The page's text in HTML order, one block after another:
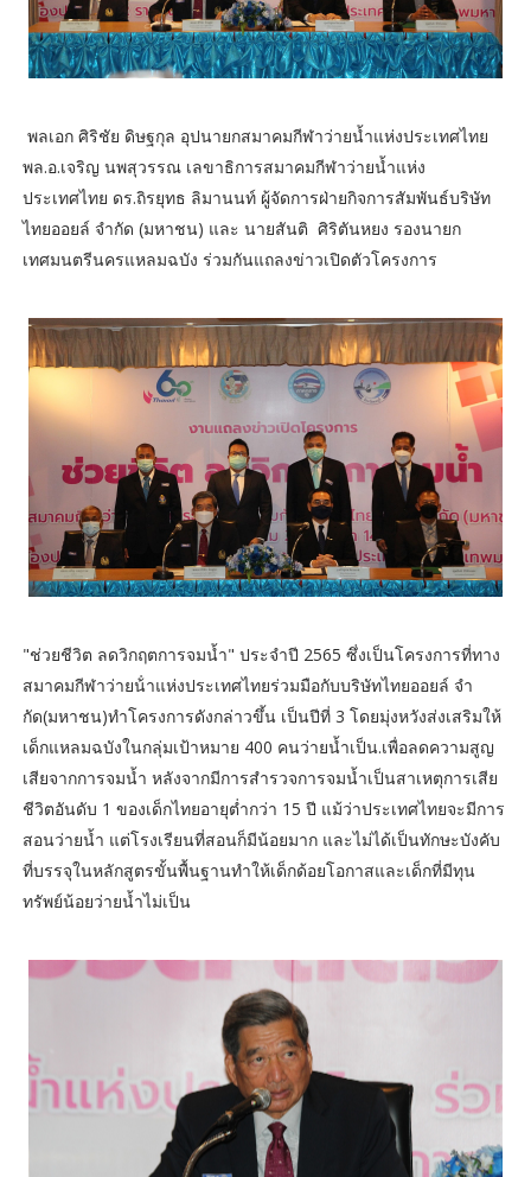
พลเอก ศิริชัย ดิษฐกุล อุปนายกสมาคมกีฬาว่ายน้ำแห่งประเทศไทย
พล.อ.เจริญ นพสุวรรณ เลขาธิการสมาคมกีฬาว่ายน้ำแห่ง
ประเทศไทย ดร.ถิรยุทธ ลิมานนท์ ผู้จัดการฝ่ายกิจการสัมพันธ์บริษัท
ไทยออยล์ จํากัด (มหาชน)​ และ นายสันติ ศิริตันหยง รองนายก
เทศมนตรีนครแหลมฉบัง ร่วมกันแถลงข่าวเปิดตัวโครงการ
"ช่วยชีวิต ลดวิกฤตการจมน้ำ" ประจำปี 2565 ซึ่งเป็นโครงการที่ทาง
สมาคมกีฬาว่ายน้ําแห่งประเทศไทยร่วมมือกับบริษัทไทยออยล์ จํา
กัด(มหาชน)​ทำโครงการดังกล่าวขึ้น เป็นปีที่ 3 โดยมุ่งหวังส่งเสริมให้
เด็กแหลมฉบังในกลุ่มเป้าหมาย 400 คนว่ายน้ำเป็น.เพื่อลดความสูญ
เสียจากการจมน้ำ หลังจากมีการสำรวจการจมน้ำเป็นสาเหตุการเสีย
ชีวิตอันดับ 1 ของเด็กไทยอายุต่ำกว่า 15 ปี แม้ว่าประเทศไทยจะมีการ
สอนว่ายน้ำ แต่โรงเรียนที่สอนก็มีน้อยมาก และไม่ได้เป็นทักษะบังคับ
ที่บรรจุในหลักสูตรขั้นพื้นฐานทำให้เด็กด้อยโอกาสและเด็กที่มีทุน
ทรัพย์น้อยว่ายน้ำไม่เป็น